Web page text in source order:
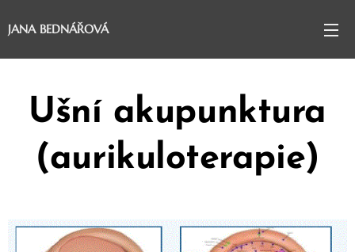
JANA BEDNÁŘOVÁ
Ušní akupunktura
(aurikuloterapie)